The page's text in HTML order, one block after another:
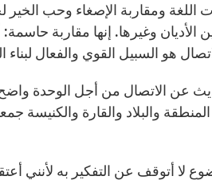
اللغة ومقاربة الإصغاء وحب
الأديان وغيرها. إنها مقاربة
عن الاتصال من أجل الوحدة
والبلاد والقارة والكنيسة
لا أتوقف عن التفكير به لأنني